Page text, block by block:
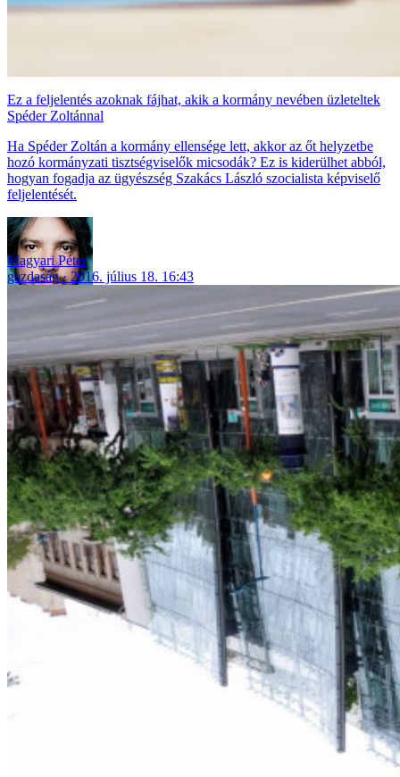
Ez a feljelentés azoknak fájhat, akik a kormány nevében üzleteltek
Spéder Zoltánnal
Ha Spéder Zoltán a kormány ellensége lett, akkor az őt helyzetbe
hozó kormányzati tisztségviselők micsodák? Ez is kiderülhet abból,
hogyan fogadja az ügyészség Szakács László szocialista képviselő
feljelentését.
Magyari Péter
gazdaság
2016. július 18. 16:43